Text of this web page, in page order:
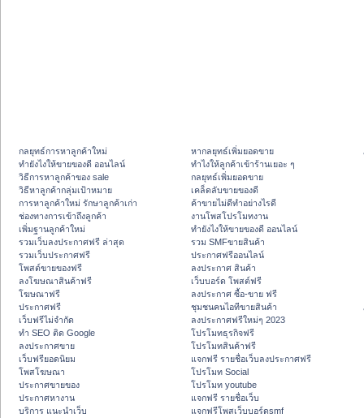
กลยุทธ์การหาลูกค้าใหม่
ทํายังไงให้ขายของดี ออนไลน์
วิธีการหาลูกค้าของ sale
วิธีหาลูกค้ากลุ่มเป้าหมาย
การหาลูกค้าใหม่ รักษาลูกค้าเก่า
ช่องทางการเข้าถึงลูกค้า
เพิ่มฐานลูกค้าใหม่
รวมเว็บลงประกาศฟรี ล่าสุด
รวมเว็บประกาศฟรี
โพสต์ขายของฟรี
ลงโฆษณาสินค้าฟรี
โฆษณาฟรี
ประกาศฟรี
เว็บฟรีไม่จำกัด
ทำ SEO ติด Google
ลงประกาศขาย
เว็บฟรียอดนิยม
โพสโฆษณา
ประกาศขายของ
ประกาศหางาน
บริการ แนะนำเว็บ
หากลยุทธ์เพิ่มยอดขาย
ทําไงให้ลูกค้าเข้าร้านเยอะ ๆ
กลยุทธ์เพิ่มยอดขาย
เคล็ดลับขายของดี
ค้าขายไม่ดีทำอย่างไรดี
งานโพสโปรโมทงาน
ทํายังไงให้ขายของดี ออนไลน์
รวม SMFขายสินค้า
ประกาศฟรีออนไลน์
ลงประกาศ สินค้า
เว็บบอร์ด โพสต์ฟรี
ลงประกาศ ซื้อ-ขาย ฟรี
ชุมชนคนไอทีขายสินค้า
ลงประกาศฟรีใหม่ๆ 2023
โปรโมทธุรกิจฟรี
โปรโมทสินค้าฟรี
แจกฟรี รายชื่อเว็บลงประกาศฟรี
โปรโมท Social
โปรโมท youtube
แจกฟรี รายชื่อเว็บ
แจกฟรีโพสเว็บบอร์ดsmf